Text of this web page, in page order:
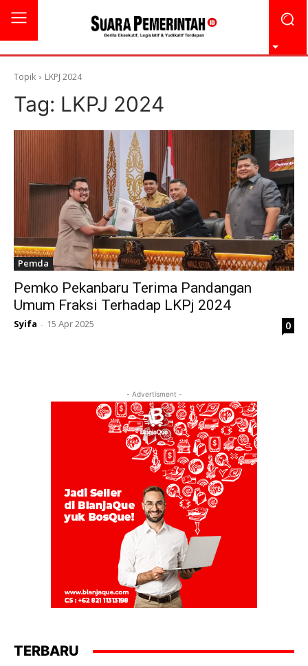
Topik LKPJ 2024
Tag: LKPJ 2024
Pemda
Pemko Pekanbaru Terima Pandangan
Umum Fraksi Terhadap LKPj 2024
Syifa - 15 Apr 2025 0
- Advertisment -
TERBARU